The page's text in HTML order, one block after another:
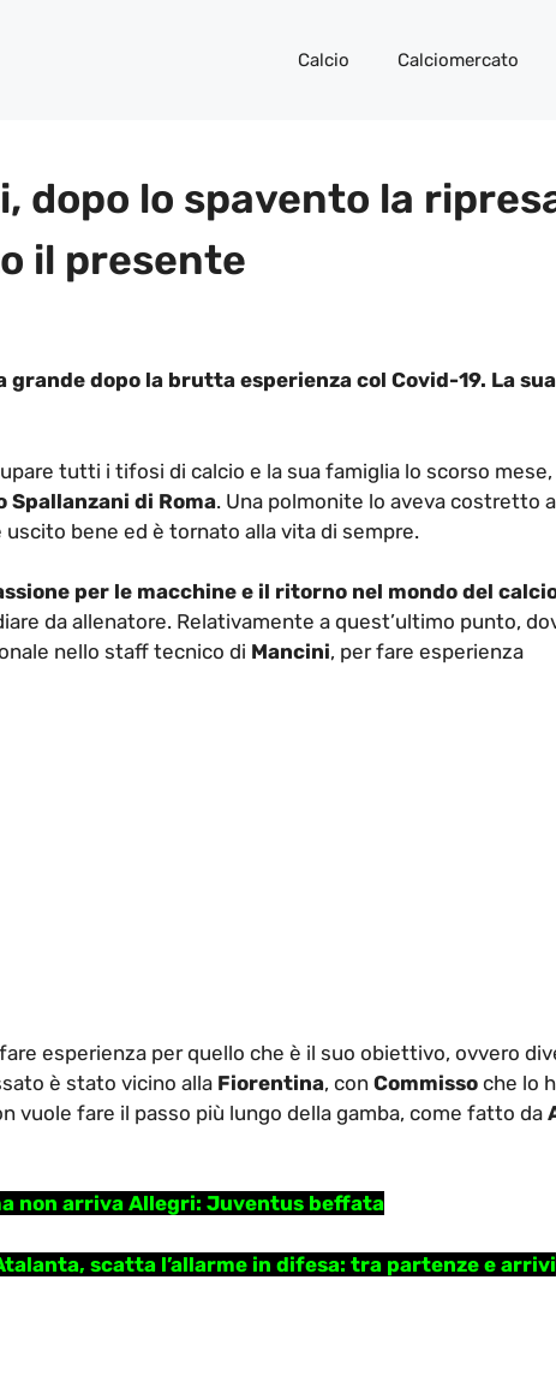
Calcio Calciomercato
dopo lo spavento la
il presente
grande dopo la brutta esperienza col Covid-19. La
tutti i tifosi di calcio e la sua famiglia lo scorso mese,
Spallanzani di Roma. Una polmonite lo aveva costretto
bene ed è tornato alla vita di sempre.
per le macchine e il ritorno nel mondo del
da allenatore. Relativamente a quest’ultimo punto,
nello staff tecnico di Mancini, per fare esperienza
esperienza per quello che è il suo obiettivo, ovvero
è stato vicino alla Fiorentina, con Commisso che lo
vuole fare il passo più lungo della gamba, come fatto da
non arriva Allegri: Juventus beffata
scatta l’allarme in difesa: tra partenze e arrivi